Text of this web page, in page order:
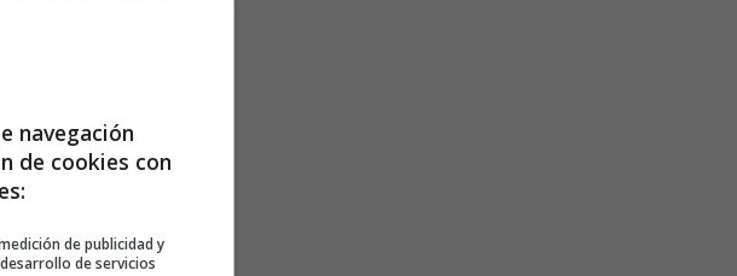
navegación
de cookies con
de publicidad y
de servicios